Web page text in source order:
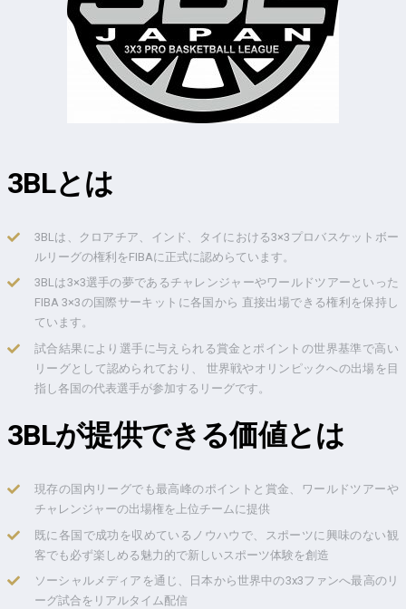
3BLとは
3BLは、クロアチア、インド、タイにおける3×3プロバスケットボー
ルリーグの権利をFIBAに正式に認めらています。
3BLは3×3選手の夢であるチャレンジャーやワールドツアーといった
FIBA 3×3の国際サーキットに各国から 直接出場できる権利を保持し
ています。
試合結果により選手に与えられる賞金とポイントの世界基準で高い
リーグとして認められており、 世界戦やオリンピックへの出場を目
指し各国の代表選手が参加するリーグです。
3BLが提供できる価値とは
現存の国内リーグでも最高峰のポイントと賞金、ワールドツアーや
チャレンジャーの出場権を上位チームに提供
既に各国で成功を収めているノウハウで、スポーツに興味のない観
客でも必ず楽しめる魅力的で新しいスポーツ体験を創造
ソーシャルメディアを通じ、日本から世界中の3x3ファンへ最高のリ
ーグ試合をリアルタイム配信